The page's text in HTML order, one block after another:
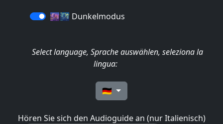
🌆🌃 Dunkelmodus
Select language, Sprache auswählen, seleziona la
lingua:
🇩🇪
Hören Sie sich den Audioguide an (nur Italienisch)